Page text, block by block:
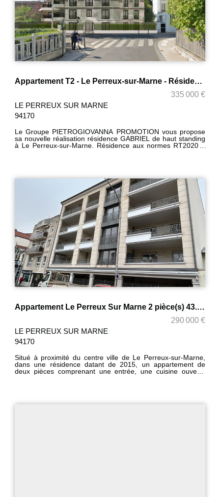
Appartement T2 - Le Perreux-sur-Marne - Résidence Gabriel
335 000 €
LE PERREUX SUR MARNE
94170
Le Groupe PIETROGIOVANNA PROMOTION vous propose
sa nouvelle réalisation résidence GABRIEL de haut standing
à Le Perreux-sur-Marne. Résidence aux normes RT2020 à
transports et écoles. Livraison 4ème trimestre 2024. Pour
plus de renseignement contactez-nous au 06 40 40 14 76 ou
les box (motorisés). !! Frais de notaire* offerts pour les 5
premières réservations !!
Appartement Le Perreux Sur Marne 2 pièce(s) 43.82 m2 + Parking
290 000 €
LE PERREUX SUR MARNE
94170
Situé à proximité du centre ville de Le Perreux-sur-Marne,
dans une résidence datant de 2015, un appartement de
deux pièces comprenant une entrée, une cuisine ouverte